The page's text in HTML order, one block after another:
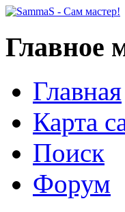
Главное
Главная
Карта
Поиск
Форум